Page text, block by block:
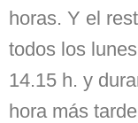
horas. Y el
todos los
14.15 h. y
hora más